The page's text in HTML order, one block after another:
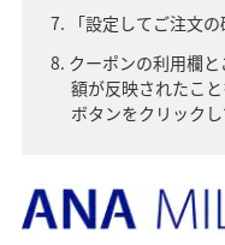
「設定してご注文
クーポンの利用欄
額が反映されたこ
ボタンをクリック